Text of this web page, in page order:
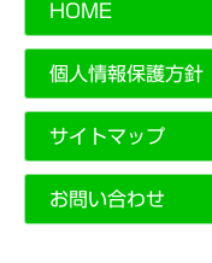
HOME
個人情報保護方針
サイトマップ
お問い合わせ